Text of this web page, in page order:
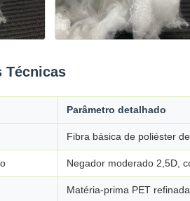
Técnicas
Parâmetro detalhado
Fibra básica de poliéster
Negador moderado 2,5D,
Matéria-prima PET